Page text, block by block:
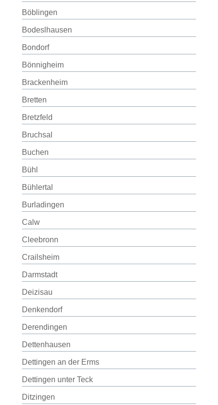
Böblingen
Bodeslhausen
Bondorf
Bönnigheim
Brackenheim
Bretten
Bretzfeld
Bruchsal
Buchen
Bühl
Bühlertal
Burladingen
Calw
Cleebronn
Crailsheim
Darmstadt
Deizisau
Denkendorf
Derendingen
Dettenhausen
Dettingen an der Erms
Dettingen unter Teck
Ditzingen